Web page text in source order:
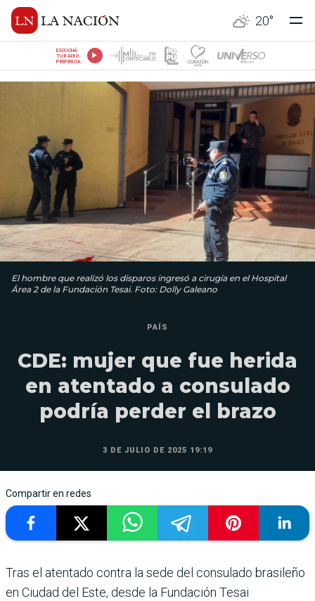
20°
ESCUCHÁ
TU RADIO
PREFERIDA
El hombre que realizó los disparos ingresó a cirugía en el Hospital
Área 2 de la Fundación Tesai. Foto: Dolly Galeano
PAÍS
CDE: mujer que fue herida
en atentado a consulado
podría perder el brazo
3 DE JULIO DE 2025 19:19
Compartir en redes
Tras el atentado contra la sede del consulado brasileño
en Ciudad del Este, desde la Fundación Tesai